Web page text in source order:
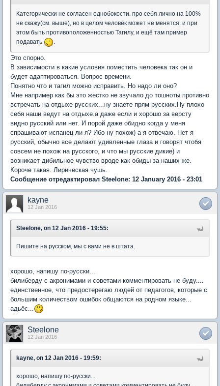
Категорически не согласен однобокости. про себя лично на 100%
не скажу(см. выше), но в целом человек может не менятся. и при
этом быть противоположенностью Тагилу, и ещё там пример
подавать
.
Это спорно.
В зависимости в какие условия поместить человека так он и
будет адаптироваться. Вопрос времени.
Понятно что и тагил можно исправить. Но надо ли оно?
Мне например как бы это жестко не звучало до тошноты противно
встречать на отдыхе русских...ну знаете прям русских.Ну плохо
себя наши ведут на отдыхе.а даже если и хорошо за версту
видно русский или нет. И порой даже обидно когда у меня
спрашивают испанец ли я? Ибо ну похож) а я отвечаю. Нет я
русский, обычно все делают удивленные глаза и говорят чтобя
совсем не похож на русского, и что мы русские дикие) и
возникает дибильное чувство вроде как обиды за наших же.
Короче такая. Лирическая чушь.
Сообщение отредактировал Steelone: 12 January 2016 - 23:01
kayne
12 Jan 2016
Steelone, on 12 Jan 2016 - 19:55:
Пишите на русском, мы с вами не в штата.
хорошо, напишу по-русски...
билиберду с акронимами и советами комментировать не буду....
единственное, что предостерегаю людей от педагогов, которые с
большим количеством ошибок общаются на родном языке...
адьёс...
Steelone
12 Jan 2016
kayne, on 12 Jan 2016 - 19:59:
хорошо, напишу по-русски...